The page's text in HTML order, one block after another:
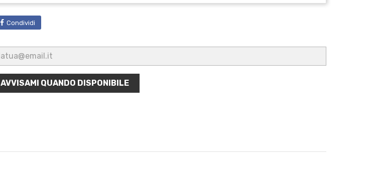
Condividi
AVVISAMI QUANDO DISPONIBILE